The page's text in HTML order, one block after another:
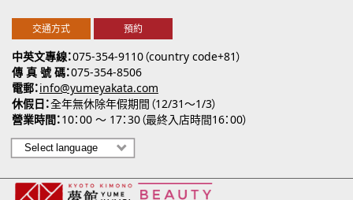
中英文專線 075-354-9110（country code+81）
傳 真 號 碼 075-354-8506
電郵 info@yumeyakata.com
休假日 全年無休除年假期間（12/31～1/3）
營業時間 10：00 ～ 17：30（最終入店時間16：00）
交通方式 預約